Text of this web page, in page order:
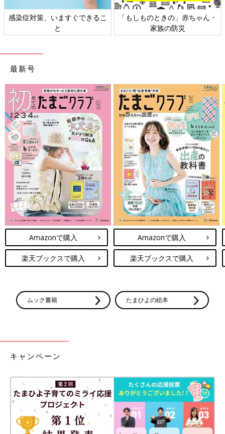
・
日本外来小児科学会リーフレッ
ト検討会
六星占術 細木かおりさんの人
相談
最新号
Amazonで購入
楽天ブックスで購入
Amazonで購入
楽天ブックスで購入
ムック書籍 たまひよの絵本
キャンペーン